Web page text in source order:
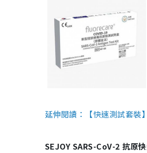
延伸閱讀：【快速測試套裝
SEJOY SARS-CoV-2 抗原